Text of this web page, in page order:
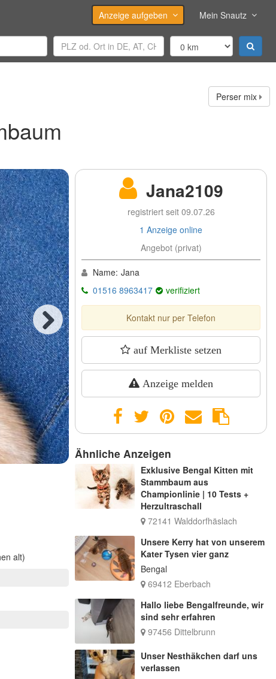
Anzeige aufgeben Mein Snautz
Perser mix
Next
alt)
Jana2109
registriert seit 09.07.26
1 Anzeige online
Angebot (privat)
Name: Jana
01516 8963417
verifiziert
Kontakt nur per Telefon
auf Merkliste setzen
Anzeige melden
Ähnliche Anzeigen
Exklusive Bengal Kitten mit
Stammbaum aus
Championlinie | 10 Tests +
Herzultraschall
72141 Walddorfhäslach
Unsere Kerry hat von unserem
Kater Tysen vier ganz
Bengal
69412 Eberbach
Hallo liebe Bengalfreunde, wir
sind sehr erfahren
97456 Dittelbrunn
Unser Nesthäkchen darf uns
verlassen